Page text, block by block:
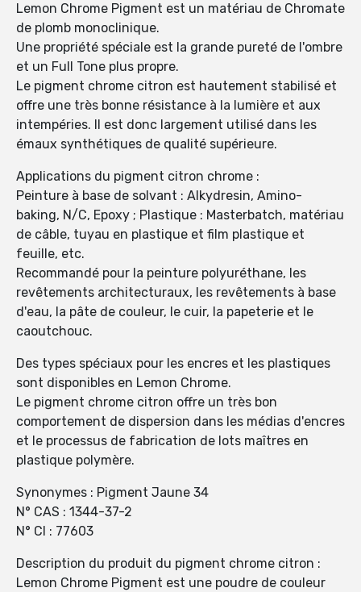
Lemon Chrome Pigment est un matériau de Chromate
de plomb monoclinique.
Une propriété spéciale est la grande pureté de l'ombre
et un Full Tone plus propre.
Le pigment chrome citron est hautement stabilisé et
offre une très bonne résistance à la lumière et aux
intempéries. Il est donc largement utilisé dans les
émaux synthétiques de qualité supérieure.
Applications du pigment citron chrome :
Peinture à base de solvant : Alkydresin, Amino-
baking, N/C, Epoxy ; Plastique : Masterbatch, matériau
de câble, tuyau en plastique et film plastique et
feuille, etc.
Recommandé pour la peinture polyuréthane, les
revêtements architecturaux, les revêtements à base
d'eau, la pâte de couleur, le cuir, la papeterie et le
caoutchouc.
Des types spéciaux pour les encres et les plastiques
sont disponibles en Lemon Chrome.
Le pigment chrome citron offre un très bon
comportement de dispersion dans les médias d'encres
et le processus de fabrication de lots maîtres en
plastique polymère.
Synonymes : Pigment Jaune 34
N° CAS : 1344-37-2
N° CI : 77603
Description du produit du pigment chrome citron :
Lemon Chrome Pigment est une poudre de couleur